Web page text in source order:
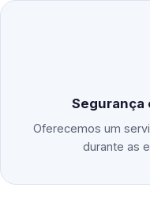
Segurança
Oferecemos um
durante as